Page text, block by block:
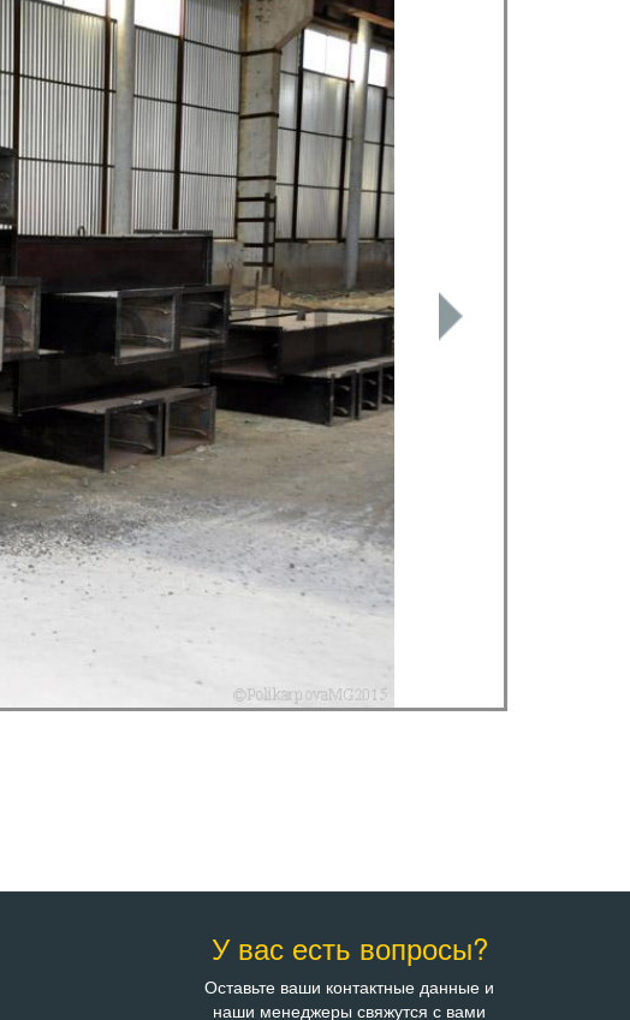
У вас есть вопросы?
Оставьте ваши контактные данные и
наши менеджеры свяжутся с вами